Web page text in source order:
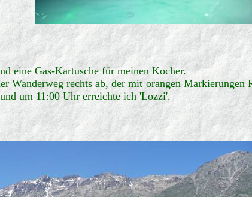
eine Gas-Kartusche für meinen Kocher.
Wanderweg rechts ab, der mit orangen
um 11:00 Uhr erreichte ich 'Lozzi'.